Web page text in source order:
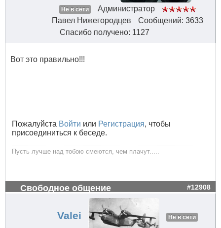
Не в сети
Администратор
Павел Нижегородцев
Сообщений: 3633
Спасибо получено: 1127
Вот это правильно!!!
Пожалуйста Войти или Регистрация, чтобы
присоединиться к беседе.
Пусть лучше над тобою смеются, чем плачут.....
Свободное общение #12908
Valei Не в сети